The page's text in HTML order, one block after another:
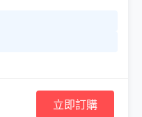
立即訂購